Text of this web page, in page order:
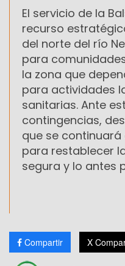
El servicio de la
recurso
del norte del río
para
la zona que
para actividades
sanitarias. Ante
contingencias,
que se
para restablecer
segura y lo antes
Compartir X